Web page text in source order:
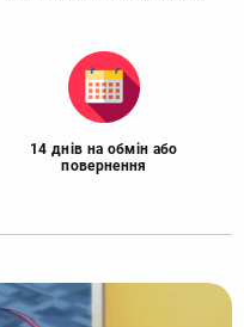
14 днів на обмін або
повернення